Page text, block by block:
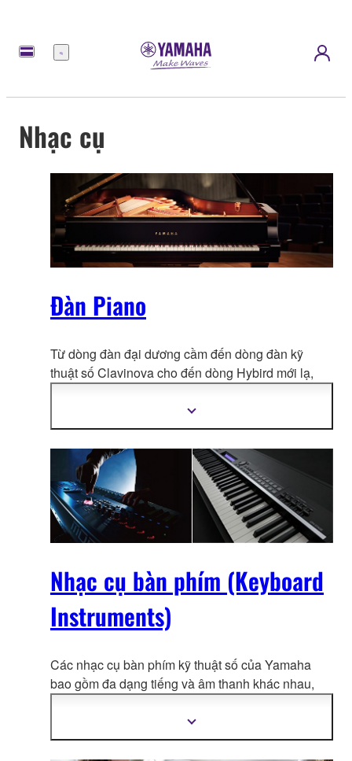
Menu
Nhạc cụ
Đàn Piano
Từ dòng đàn đại dương cầm đến dòng đàn kỹ
thuật số Clavinova cho đến dòng Hybird mới lạ,
Hiển
thông
tin
Nhạc cụ bàn phím (Keyboard
Instruments)
Các nhạc cụ bàn phím kỹ thuật số của Yamaha
bao gồm đa dạng tiếng và âm thanh khác nhau,
phần hướng dẫn tương tác. Với thiết kế nhỏ gọn,
bạn có thể mang theo bên mình để tạo ra âm nhạc
Hiển
thông